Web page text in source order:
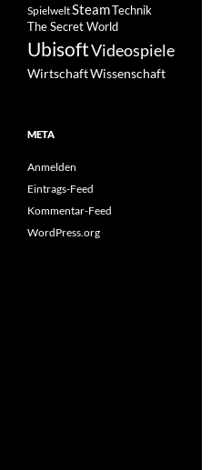
SpielweltSteamTechnik
The Secret World
UbisoftVideospiele
WirtschaftWissenschaft
META
Anmelden
Eintrags-Feed
Kommentar-Feed
WordPress.org